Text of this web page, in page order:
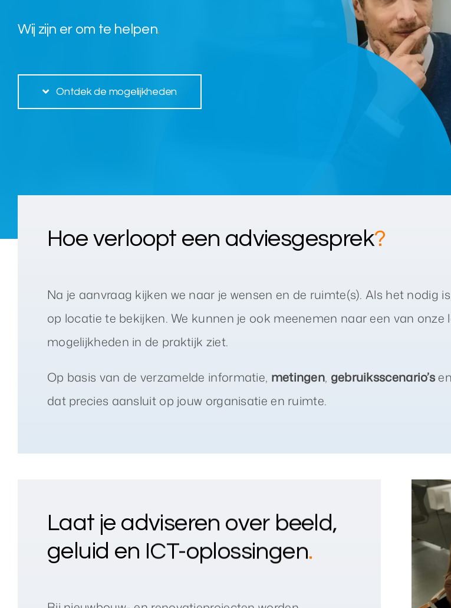
Wij zijn er om te helpen.
Ontdek de mogelijkheden
Hoe verloopt een adviesgesprek?
Na je aanvraag kijken we naar je wensen en de ruimte(s). Als het nodig
op locatie te bekijken. We kunnen je ook meenemen naar een van
mogelijkheden in de praktijk ziet.
Op basis van de verzamelde informatie, metingen, gebruiksscenario’s
dat precies aansluit op jouw organisatie en ruimte.
Laat je adviseren over beeld,
geluid en ICT-oplossingen.